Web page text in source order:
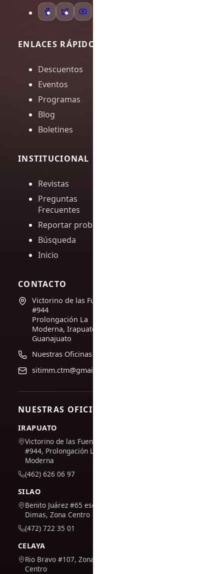
ENLACES RÁPIDOS
Descuentos
Eventos
Programas
Blog
Boletines
INSTITUCIONAL
Revistas
Preguntas
Frecuentes
Reportar problema
Búsqueda
Inicio
CONTACTO
Victorino de las Fuentes
#944
Prolongación La
Moderna, Irapuato,
Guanajuato
Nuestras Oficinas
sitimm.ctm@gmail.com
NUESTRAS OFICINAS
IRAPUATO
Victorino de las Fuentes
#944, Prolongación La
Moderna
(462) 626 06 97
SILAO
Benito Juárez #65 esq. San
Dimas, Zona Centro
(472) 722 35 01
CELAYA
Rio Bravo #107, Zona
Centro